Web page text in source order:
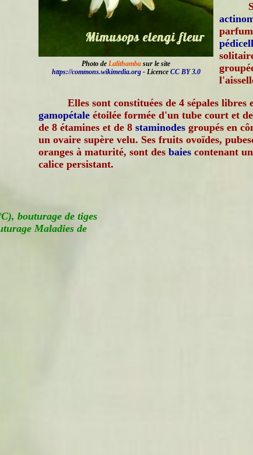
Photo de Lalithamba sur le site
https://commons.wikimedia.org- Licence CC BY 3.0
Elles sont constituées de 4 sépales libres
gamopétale étoilée formée d'un tube court et
de 8 étamines et de 8 staminodes groupés en
un ovaire supère velu. Ses fruits ovoïdes,
oranges à maturité, sont des baies contenant
calice persistant.
bouturage de tiges
Maladies de